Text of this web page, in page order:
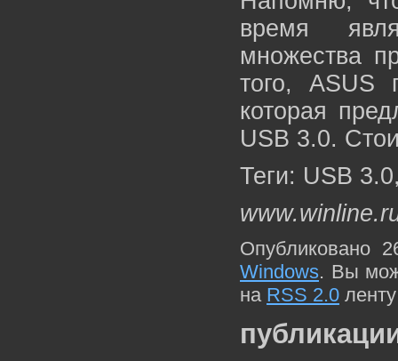
время
множества
того, ASUS
которая
USB 3.0.
Теги: USB
Опубликовано
Windows. Вы
на RSS 2.0